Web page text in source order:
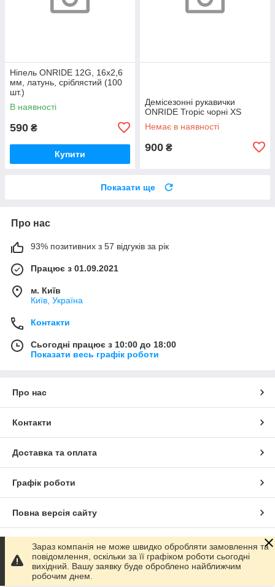
Ніпель ONRIDE 12G, 16x2,6
мм, латунь, сріблястий (100
шт.)
В наявності
590 ₴
Купити
Демісезонні рукавички
ONRIDE Tropic чорні XS
Немає в наявності
900 ₴
Показати ще
Про нас
93% позитивних з 57 відгуків за рік
Працює з 01.09.2021
м. Київ
Київ, Україна
Контакти
Сьогодні працює з 10:00 до 18:00
Показати весь графік роботи
Про нас
Контакти
Доставка та оплата
Графік роботи
Повна версія сайту
Сайт створено на маркетплейсі Prom.ua
Політика конфіденційності
Зараз компанія не може швидко обробляти замовлення та
повідомлення, оскільки за її графіком роботи сьогодні
вихідний. Вашу заявку буде оброблено найближчим
робочим днем.